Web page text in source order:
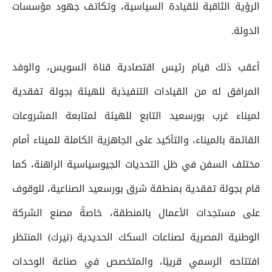
الرؤية الثاقبة للقيادة السياسية، وتكاتف جهود مؤسسات
الدولة.
أعقب ذلك قيام رئيس اقتصادية قناة السويس، والوفد
المرافق له من القيادات التنفيذية للهيئة بجولة تفقدية
لميناء غرب بورسعيد التابع للهيئة لمتابعة المشروعات
القائمة بالميناء، والتأكيد على الجاهزية الكاملة للميناء أمام
مختلف السفن في ظل التحديات الجيوسياسية الراهنة، كما
قام بجولة تفقدية بمنطقة شرق بورسعيد الصناعية، للوقوف
على مستجدات الأعمال بالمنطقة، خاصةً مصنع الشركة
الوطنية المصرية لصناعات السكك الحديدية (نيرك) المنتظر
افتتاحه الرسمي قريبًا، والمتخصص في صناعة الوحدات